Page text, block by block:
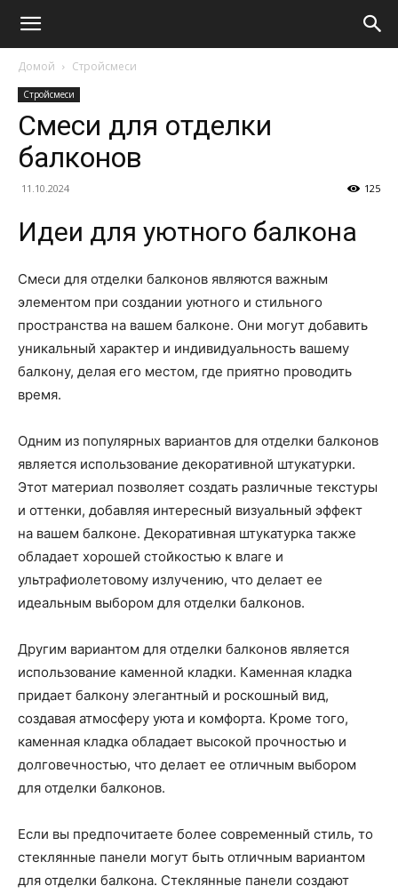
Домой Стройсмеси
Стройсмеси
Смеси для отделки
балконов
11.10.2024 125
Идеи для уютного балкона
Смеси для отделки балконов являются важным
элементом при создании уютного и стильного
пространства на вашем балконе. Они могут добавить
уникальный характер и индивидуальность вашему
балкону, делая его местом, где приятно проводить
время.
Одним из популярных вариантов для отделки балконов
является использование декоративной штукатурки.
Этот материал позволяет создать различные текстуры
и оттенки, добавляя интересный визуальный эффект
на вашем балконе. Декоративная штукатурка также
обладает хорошей стойкостью к влаге и
ультрафиолетовому излучению, что делает ее
идеальным выбором для отделки балконов.
Другим вариантом для отделки балконов является
использование каменной кладки. Каменная кладка
придает балкону элегантный и роскошный вид,
создавая атмосферу уюта и комфорта. Кроме того,
каменная кладка обладает высокой прочностью и
долговечностью, что делает ее отличным выбором
для отделки балконов.
Если вы предпочитаете более современный стиль, то
стеклянные панели могут быть отличным вариантом
для отделки балкона. Стеклянные панели создают